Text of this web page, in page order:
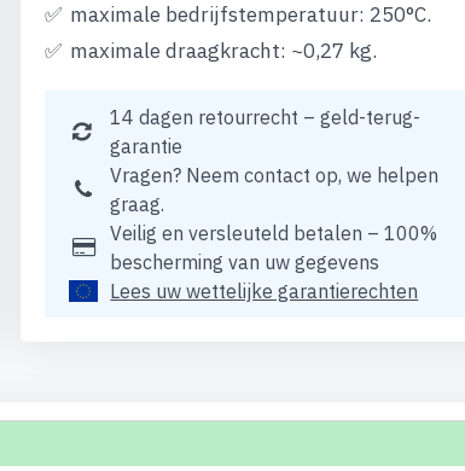
maximale bedrijfstemperatuur: 250°C.
maximale draagkracht: ~0,27 kg.
14 dagen retourrecht – geld-terug-
garantie
Vragen? Neem contact op, we helpen
graag.
Veilig en versleuteld betalen – 100%
bescherming van uw gegevens
Lees uw wettelijke garantierechten